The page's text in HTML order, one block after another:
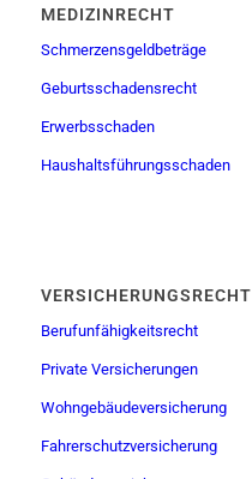
MEDIZINRECHT
Schmerzensgeldbeträge
Geburtsschadensrecht
Erwerbsschaden
Haushaltsführungsschaden
VERSICHERUNGSRECHT
Berufunfähigkeitsrecht
Private Versicherungen
Wohngebäudeversicherung
Fahrerschutzversicherung